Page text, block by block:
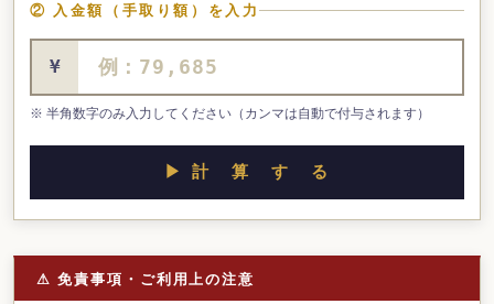
② 入金額（手取り額）を入力
¥
※ 半角数字のみ入力してください（カンマは自動で付与されます）
▶ 計 算 す る
⚠ 免責事項・ご利用上の注意